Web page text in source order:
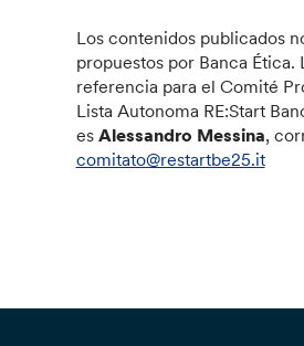
Los contenidos publicados
propuestos por Banca Ética.
referencia para el Comité
Lista Autonoma RE:Start
es Alessandro Messina,
comitato@restartbe25.it